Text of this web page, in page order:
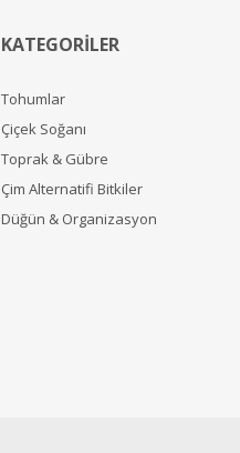
KATEGORİLER
Tohumlar
Çiçek Soğanı
Toprak & Gübre
Çim Alternatifi Bitkiler
Düğün & Organizasyon